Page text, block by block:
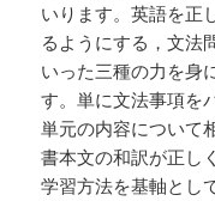
いります。英語を正
るようにする，文法
いった三種の力を身
す。単に文法事項を
単元の内容について
書本文の和訳が正し
学習方法を基軸とし